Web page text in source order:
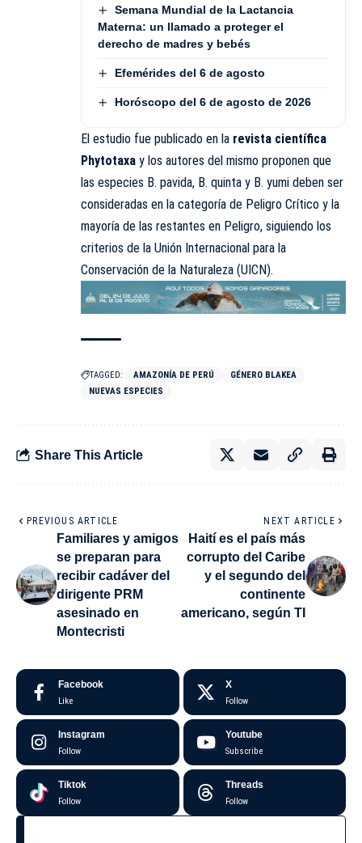
Semana Mundial de la Lactancia
Materna: un llamado a proteger el
derecho de madres y bebés
Efemérides del 6 de agosto
Horóscopo del 6 de agosto de 2026
El estudio fue publicado en la revista científica
Phytotaxa y los autores del mismo proponen que
las especies B. pavida, B. quinta y B. yumi deben ser
consideradas en la categoría de Peligro Crítico y la
mayoría de las restantes en Peligro, siguiendo los
criterios de la Unión Internacional para la
Conservación de la Naturaleza (UICN).
TAGGED: AMAZONÍA DE PERÚ
GÉNERO BLAKEA
NUEVAS ESPECIES
Share This Article
PREVIOUS ARTICLE
Familiares y amigos
se preparan para
recibir cadáver del
dirigente PRM
asesinado en
Montecristi
NEXT ARTICLE
Haití es el país más
corrupto del Caribe
y el segundo del
continente
americano, según TI
Facebook
Like
X
Follow
Instagram
Follow
Youtube
Subscribe
Tiktok
Follow
Threads
Follow